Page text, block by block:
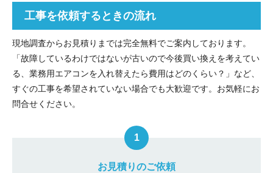
工事を依頼するときの流れ
現地調査からお見積りまでは完全無料でご案内しております。
「故障しているわけではないが古いので今後買い換えを考えてい
る、業務用エアコンを入れ替えたら費用はどのくらい？」など、
すぐの工事を希望されていない場合でも大歓迎です。お気軽にお
問合せください。
お見積りのご依頼